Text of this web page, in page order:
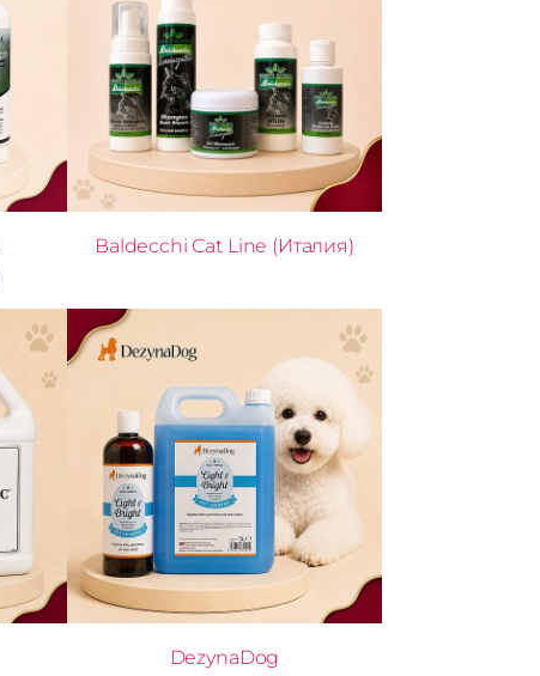
Baldecchi Cat Line (Италия)
DezynaDog